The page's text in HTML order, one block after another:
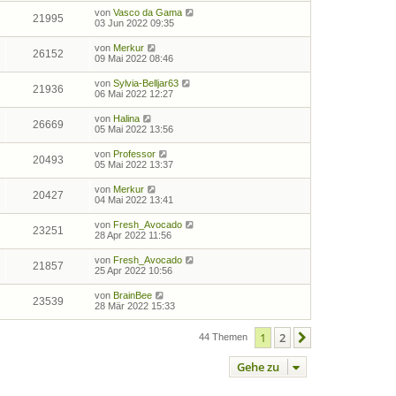
21995 von Vasco da Gama
03 Jun 2022 09:35
26152 von Merkur
09 Mai 2022 08:46
21936 von Sylvia-Belljar63
06 Mai 2022 12:27
26669 von Halina
05 Mai 2022 13:56
20493 von Professor
05 Mai 2022 13:37
20427 von Merkur
04 Mai 2022 13:41
23251 von Fresh_Avocado
28 Apr 2022 11:56
21857 von Fresh_Avocado
25 Apr 2022 10:56
23539 von BrainBee
28 Mär 2022 15:33
44 Themen 1 2
Gehe zu